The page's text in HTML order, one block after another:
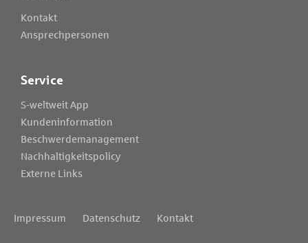
Kontakt
Ansprechpersonen
Service
S-weltweit App
Kundeninformation
Beschwerdemanagement
Nachhaltigkeitspolicy
Externe Links
Impressum Datenschutz Kontakt